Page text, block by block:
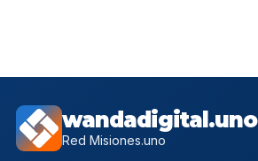
wandadigital.uno
Red Misiones.uno